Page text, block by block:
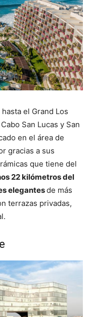
el Grand Los
San Lucas y San
en el área de
gracias a sus
que tiene del
22 kilómetros del
elegantesde más
terrazas privadas,